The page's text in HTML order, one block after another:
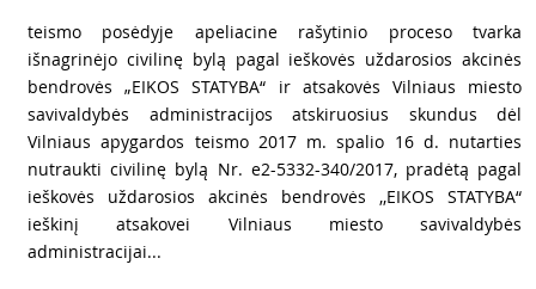
teismo posėdyje apeliacine rašytinio proceso tvarka
išnagrinėjo civilinę bylą pagal ieškovės uždarosios akcinės
bendrovės „EIKOS STATYBA“ ir atsakovės Vilniaus miesto
savivaldybės administracijos atskiruosius skundus dėl
Vilniaus apygardos teismo 2017 m. spalio 16 d. nutarties
nutraukti civilinę bylą Nr. e2-5332-340/2017, pradėtą pagal
ieškovės uždarosios akcinės bendrovės ,,EIKOS STATYBA“
ieškinį atsakovei Vilniaus miesto savivaldybės
administracijai...